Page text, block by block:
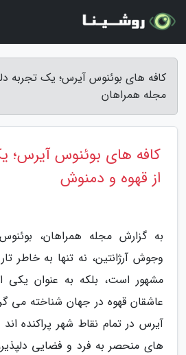
کافه های بوئنوس آیرس؛ یک تجربه
مجله همراهان
کافه های بوئنوس آیرس؛
از قهوه و دمنوش
به گزارش مجله همراهان،
وجوش آرژانتین، نه تنها به خاطر
مشهور است، بلکه به عنوان یکی
عاشقان قهوه در جهان شناخته می
آیرس در تمام نقاط شهر پراکنده
های منحصر به فرد و فضایی